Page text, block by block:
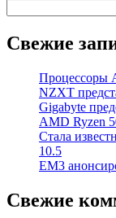
Свежие
Процессоры
NZXT
Gigabyte
AMD Ryzen
Стала
10.5
EM3
Свежие